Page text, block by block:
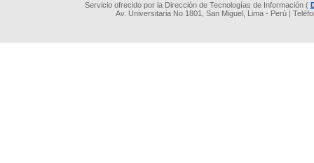
Servicio ofrecido por la Dirección de Tecnologías de Información (
Av. Universitaria No 1801, San Miguel, Lima - Perú |